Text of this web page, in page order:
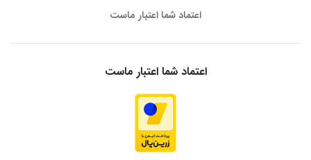
اعتماد شما اعتبار ماست
اعتماد شما اعتبار ماست